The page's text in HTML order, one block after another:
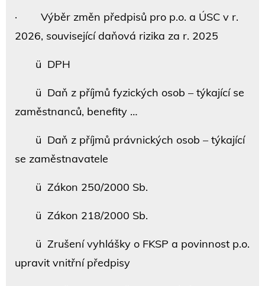
· Výběr změn předpisů pro p.o. a ÚSC v r.
2026, související daňová rizika za r. 2025
ü DPH
ü Daň z příjmů fyzických osob – týkající se
zaměstnanců, benefity …
ü Daň z příjmů právnických osob – týkající
se zaměstnavatele
ü Zákon 250/2000 Sb.
ü Zákon 218/2000 Sb.
ü Zrušení vyhlášky o FKSP a povinnost p.o.
upravit vnitřní předpisy